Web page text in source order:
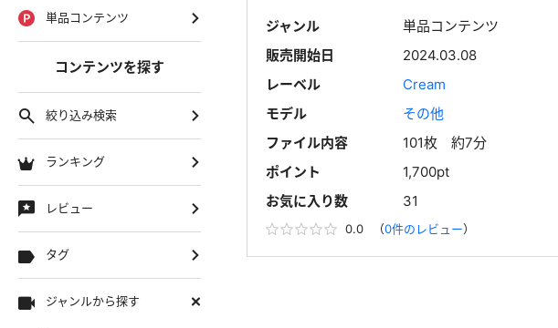
単品コンテンツ
コンテンツを探す
絞り込み検索
ランキング
レビュー
タグ
ジャンルから探す
ジャンル
単品コンテンツ
販売開始日
2024.03.08
レーベル
Cream
モデル
その他
ファイル内容
101枚 約7分
ポイント
1,700pt
お気に入り数
31
0.0 （0件のレビュー）